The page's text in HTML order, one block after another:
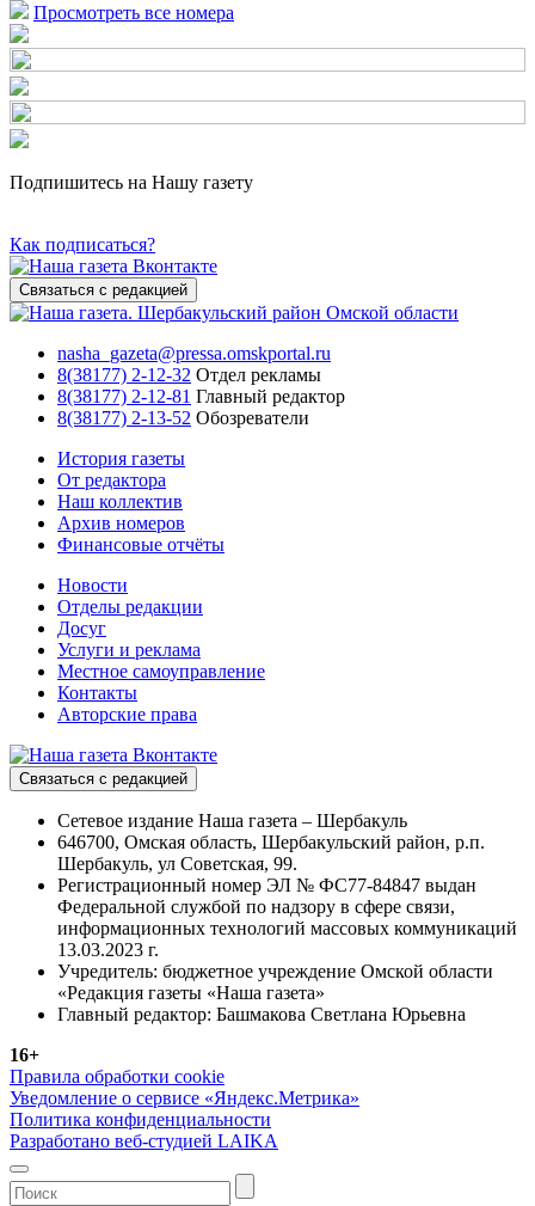
Просмотреть все номера
Подпишитесь на Нашу газету
Как подписаться?
Связаться с редакцией
nasha_gazeta@pressa.omskportal.ru
8(38177) 2-12-32 Отдел рекламы
8(38177) 2-12-81 Главный редактор
8(38177) 2-13-52 Обозреватели
История газеты
От редактора
Наш коллектив
Архив номеров
Финансовые отчёты
Новости
Отделы редакции
Досуг
Услуги и реклама
Местное самоуправление
Контакты
Авторские права
Связаться с редакцией
Сетевое издание Наша газета – Шербакуль
646700, Омская область, Шербакульский район, р.п.
Шербакуль, ул Советская, 99.
Регистрационный номер ЭЛ № ФС77-84847 выдан
Федеральной службой по надзору в сфере связи,
информационных технологий массовых коммуникаций
13.03.2023 г.
Учредитель: бюджетное учреждение Омской области
«Редакция газеты «Наша газета»
Главный редактор: Башмакова Светлана Юрьевна
16+
Правила обработки cookie
Уведомление о сервисе «Яндекс.Метрика»
Политика конфиденциальности
Разработано веб-студией LAIKA